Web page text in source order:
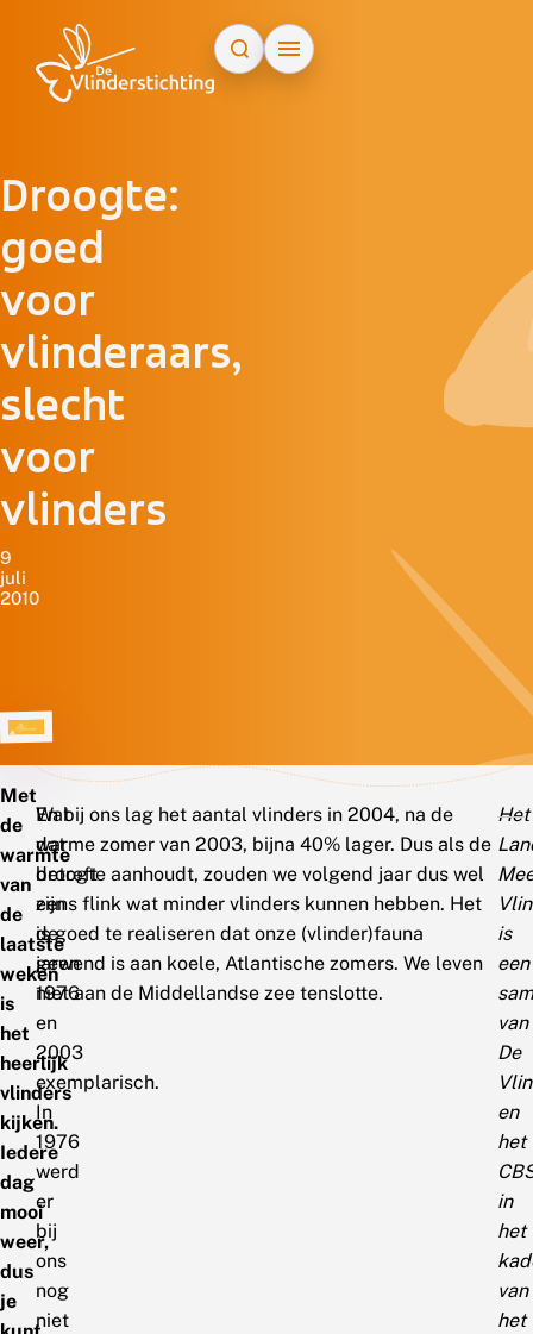
Droogte:
goed
voor
vlinderaars,
slecht
voor
vlinders
9
juli
2010
Met
de
warmte
van
de
laatste
weken
is
het
heerlijk
vlinders
kijken.
Iedere
dag
mooi
weer,
dus
je
Wat
dat
betreft
zijn
de
jaren
1976
en
2003
exemplarisch.
In
1976
werd
er
bij
ons
nog
niet
En bij ons lag het aantal vlinders in 2004, na de
warme zomer van 2003, bijna 40% lager. Dus als de
droogte aanhoudt, zouden we volgend jaar dus wel
eens flink wat minder vlinders kunnen hebben. Het
is goed te realiseren dat onze (vlinder)fauna
gewend is aan koele, Atlantische zomers. We leven
niet aan de Middellandse zee tenslotte.
Het
is
een
van
De
en
het
in
het
van
het